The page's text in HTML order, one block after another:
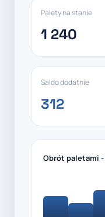
Palety na stanie
1 240
Saldo dodatnie
312
Obrót paletami